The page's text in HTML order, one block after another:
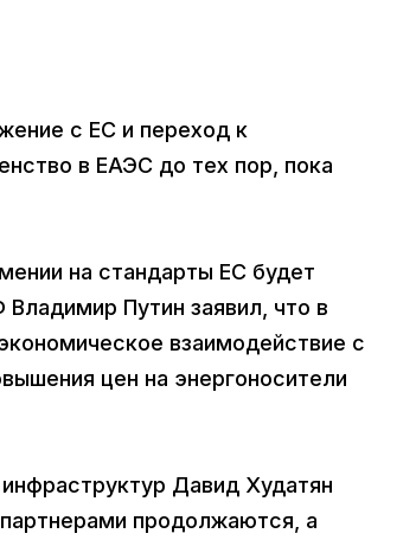
с ЕС и переход к
в ЕАЭС до тех пор, пока
на стандарты ЕС будет
Путин заявил, что в
взаимодействие с
цен на энергоносители
Давид Худатян
продолжаются, а